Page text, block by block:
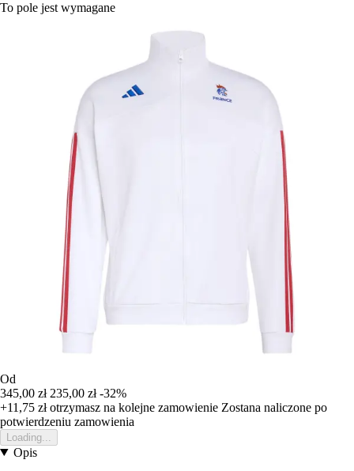
To pole jest wymagane
Od
345,00 zł 235,00 zł -32%
+11,75 złotrzymasz na kolejne zamowienie Zostana naliczone po
potwierdzeniu zamowienia
Loading...
Opis